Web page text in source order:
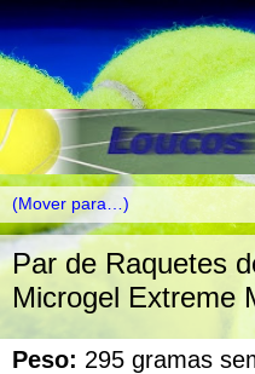
Par de Raquetes
Microgel Extreme
Peso: 295 gramas